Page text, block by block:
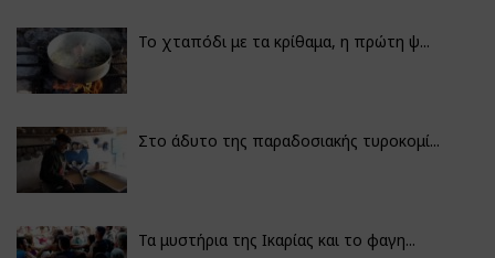
Το χταπόδι με τα κρίθαμα, η πρώτη ψ...
Στο άδυτο της παραδοσιακής τυροκομί...
Τα μυστήρια της Ικαρίας και το φαγη...